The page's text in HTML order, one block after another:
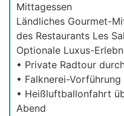
Mittagessen
Ländliches Gourmet-
des Restaurants Les
Optionale Luxus-
• Private Radtour
• Falknerei-Vorführung
• Heißluftballonfahrt
Abend